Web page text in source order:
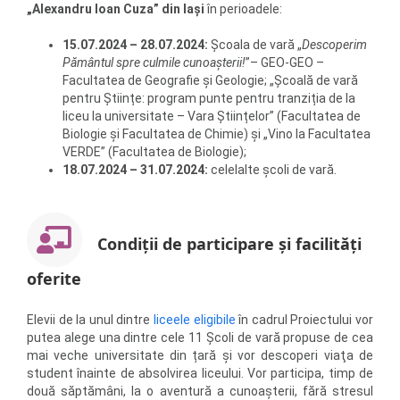
„Alexandru Ioan Cuza” din Iaşiîn perioadele:
15.07.2024 – 28.07.2024: Școala de vară „Descoperim
Pământul spre culmile cunoaşterii!”– GEO-GEO –
Facultatea de Geografie și Geologie; „Şcoală de vară
pentru Ştiințe: program punte pentru tranziția de la
liceu la universitate – Vara Ştiințelor” (Facultatea de
Biologie și Facultatea de Chimie) și „Vino la Facultatea
VERDE” (Facultatea de Biologie);
18.07.2024 – 31.07.2024: celelalte școli de vară.
Condiții de participare și facilități
oferite
Elevii de la unul dintre liceele eligibileîn cadrul Proiectului vor
putea alege una dintre cele 11 Școli de vară propuse de cea
mai veche universitate din țară și vor descoperi viaţa de
student înainte de absolvirea liceului. Vor participa, timp de
două săptămâni, la o aventură a cunoașterii, fără stresul